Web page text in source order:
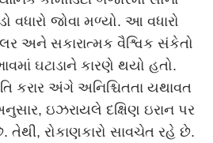
વધારો જોવા મળ્યો. આ વધારો
અને સકારાત્મક વૈશ્વિક સંકેતો
ઘટાડાને કારણે થયો હતો.
કરાર અંગે અનિશ્ચિતતા યથાવત
ઇઝરાયલે દક્ષિણ ઇરાન પર
તેથી, રોકાણકારો સાવચેત રહે છે.